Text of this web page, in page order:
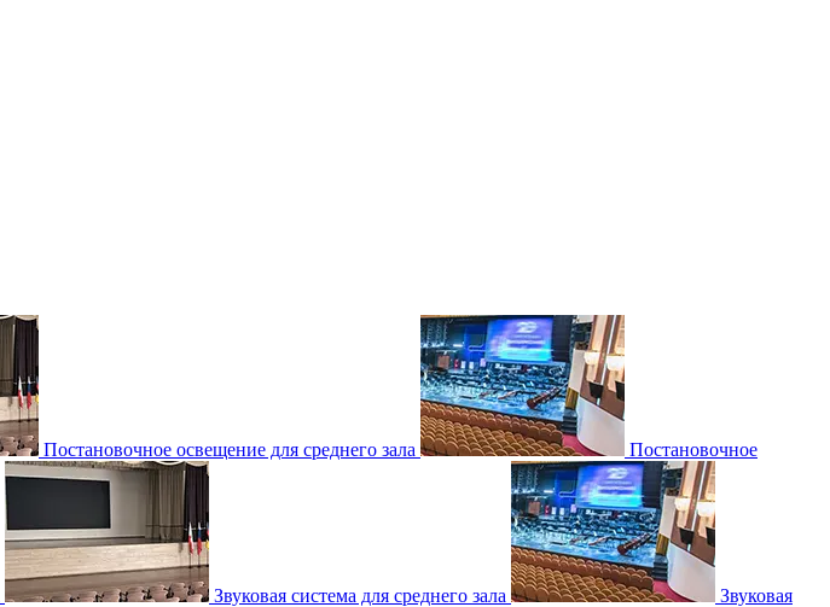
Постановочное освещение для среднего зала Постановочное
Звуковая система для среднего зала
Звуковая